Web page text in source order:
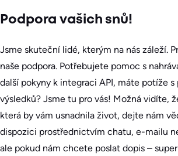
Podpora vašich snů!
Jsme skuteční lidé, kterým na nás záleží.
naše podpora. Potřebujete pomoc s
další pokyny k integraci API, máte potíže
výsledků? Jsme tu pro vás! Možná vidíte,
která by vám usnadnila život, dejte nám
dispozici prostřednictvím chatu, e-mailu
ale pokud nám chcete poslat dopis –